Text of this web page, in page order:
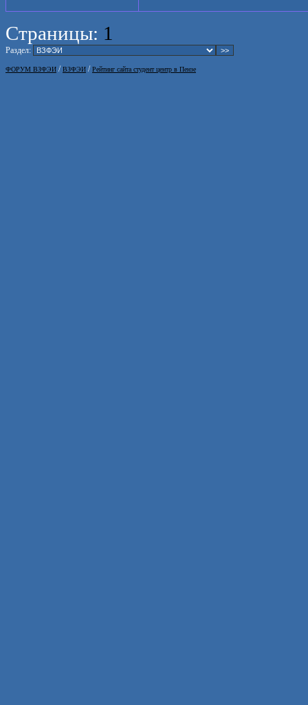
Страницы: 1
Раздел:
ФОРУМ ВЗФЭИ /ВЗФЭИ /Рейтинг сайта студент центр в Пензе